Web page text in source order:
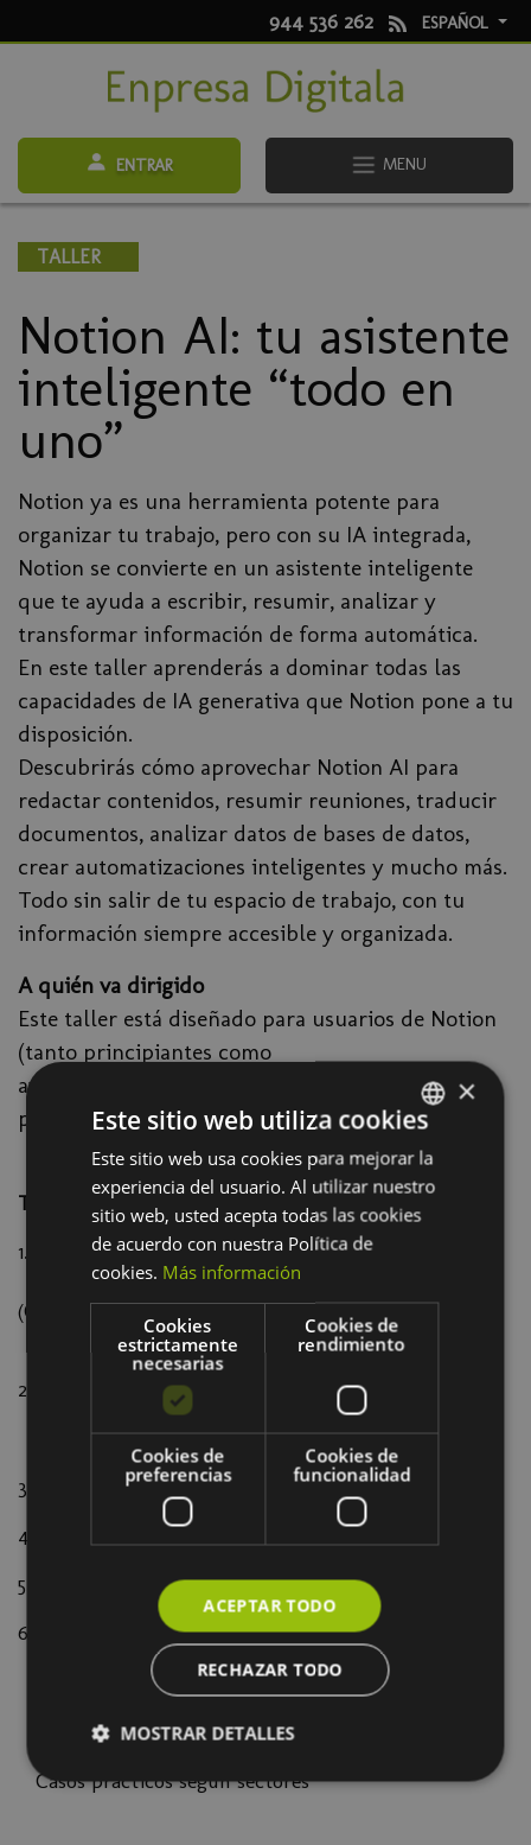
944 536 262 ESPAÑOL
ENTRAR MENU
TALLER
Notion AI: tu asistente
inteligente “todo en
uno”
Notion ya es una herramienta potente para
organizar tu trabajo, pero con su IA integrada,
Notion se convierte en un asistente inteligente
que te ayuda a escribir, resumir, analizar y
transformar información de forma automática.
En este taller aprenderás a dominar todas las
capacidades de IA generativa que Notion pone a tu
disposición.
Descubrirás cómo aprovechar Notion AI para
redactar contenidos, resumir reuniones, traducir
documentos, analizar datos de bases de datos,
crear automatizaciones inteligentes y mucho más.
Todo sin salir de tu espacio de trabajo, con tu
información siempre accesible y organizada.
A quién va dirigido
Este taller está diseñado para usuarios de Notion
(tanto principiantes como
avanzados) que quieran multiplicar su
productividad.
Temario
1. Introducción a Notion AI
Diferencias entre Notion AI y otros asistentes
(ChatGPT, Copilot)
Casos de uso y mejores prácticas
2. Escritura y creación de contenido
Notion AI: tu asistente inteligente “todo en uno”
3. Procesamiento de información existente
4. Trabajo con bases de datos
5. Chat de Notion AI
6. Automatización y productividad avanzada
Plantillas con IA integrada
Flujos de trabajo optimizados
Integración con otras herramientas
Mejores prácticas y trucos
Casos prácticos según sectores
SPANISH
BASQUE
×
Este sitio web utiliza cookies
Este sitio web usa cookies para mejorar la
experiencia del usuario. Al utilizar nuestro
sitio web, usted acepta todas las cookies
de acuerdo con nuestra Política de
cookies. Más información
Cookies
estrictamente
necesarias
Cookies de
rendimiento
Cookies de
preferencias
Cookies de
funcionalidad
ACEPTAR TODO
RECHAZAR TODO
MOSTRAR DETALLES